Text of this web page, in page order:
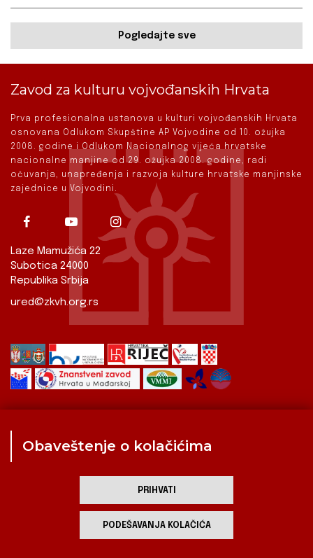
Pogledajte sve
Zavod za kulturu vojvođanskih Hrvata
Prva profesionalna ustanova u kulturi vojvođanskih Hrvata
osnovana Odlukom Skupštine AP Vojvodine od 10. ožujka
2008. godine i Odlukom Nacionalnog vijeća hrvatske
nacionalne manjine od 29. ožujka 2008. godine, radi
očuvanja, unapređenja i razvoja kulture hrvatske manjinske
zajednice u Vojvodini.
Laze Mamužića 22
Subotica 24000
Republika Srbija
ured@zkvh.org.rs
Kulturna scena
Zavod za kulturu vojvođanskih Hrvata
Obaveštenje o kolačićima
PRIHVATI
PODEŠAVANJA KOLAČIĆA